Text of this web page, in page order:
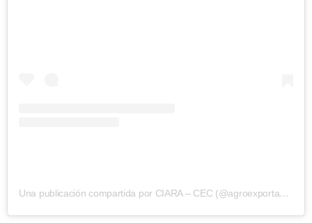
Una publicación compartida por CIARA – CEC (@agroexportacion)